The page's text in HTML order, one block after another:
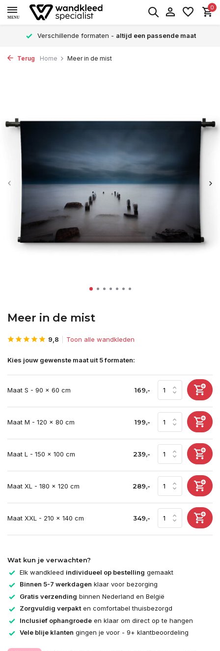
MENU
0
Verschillende formaten - altijd een passende maat
Terug Home Meer in de mist
Meer in de mist
9,8 Toon alle wandkleden
Kies jouw gewenste maat uit 5 formaten:
Maat S - 90 x 60 cm 169,-
Maat M - 120 x 80 cm 199,-
Maat L - 150 x 100 cm 239,-
Maat XL - 180 x 120 cm 289,-
Maat XXL - 210 x 140 cm 349,-
Wat kun je verwachten?
Elk wandkleed individueel op bestelling gemaakt
Binnen 5-7 werkdagen klaar voor bezorging
Gratis verzending binnen Nederland en België
Zorgvuldig verpakten comfortabel thuisbezorgd
Inclusief ophangroede en klaar om direct op te hangen
Vele blije klanten gingen je voor - 9+ klantbeoordeling